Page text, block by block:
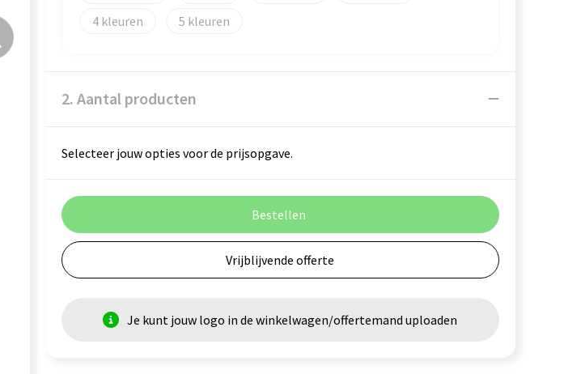
4
5
2. Aantal producten
Selecteer jouw opties voor de prijsopgave.
Bestellen
Vrijblijvende offerte
Je kunt jouw logo in de winkelwagen/offertemand uploaden